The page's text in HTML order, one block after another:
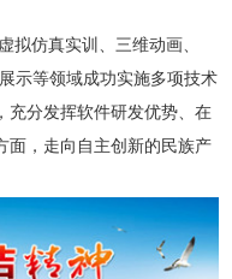
拟仿真实训、三维动画、
示等领域成功实施多项技术
充分发挥软件研发优势、在
面，走向自主创新的民族产